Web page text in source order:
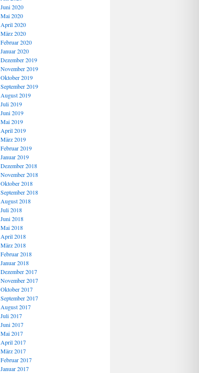
Juni 2020
Mai 2020
April 2020
März 2020
Februar 2020
Januar 2020
Dezember 2019
November 2019
Oktober 2019
September 2019
August 2019
Juli 2019
Juni 2019
Mai 2019
April 2019
März 2019
Februar 2019
Januar 2019
Dezember 2018
November 2018
Oktober 2018
September 2018
August 2018
Juli 2018
Juni 2018
Mai 2018
April 2018
März 2018
Februar 2018
Januar 2018
Dezember 2017
November 2017
Oktober 2017
September 2017
August 2017
Juli 2017
Juni 2017
Mai 2017
April 2017
März 2017
Februar 2017
Januar 2017